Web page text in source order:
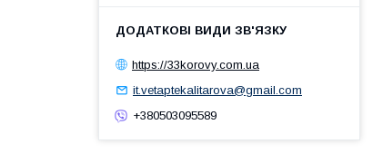
https://33korovy.com.ua
it.vetaptekalitarova@gmail.com
+380503095589